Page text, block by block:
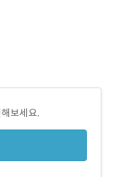
보세요.